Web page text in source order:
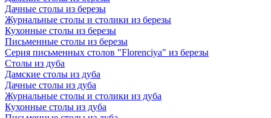
Дачные столы из березы
Журнальные столы и столики из березы
Кухонные столы из березы
Письменные столы из березы
Серия письменных столов "Florenciya" из березы
Столы из дуба
Дамские столы из дуба
Дачные столы из дуба
Журнальные столы и столики из дуба
Кухонные столы из дуба